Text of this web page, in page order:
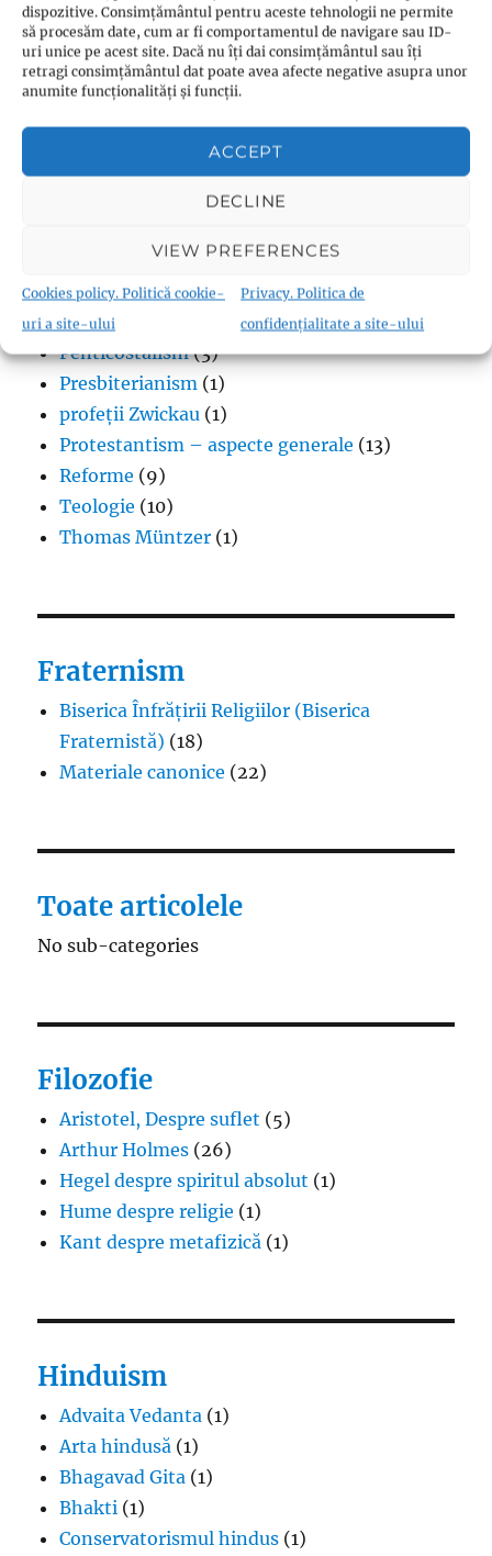
dispozitive. Consimțământul pentru aceste tehnologii ne permite
să procesăm date, cum ar fi comportamentul de navigare sau ID-
uri unice pe acest site. Dacă nu îți dai consimțământul sau îți
retragi consimțământul dat poate avea afecte negative asupra unor
anumite funcționalități și funcții.
ACCEPT
DECLINE
VIEW PREFERENCES
Cookies policy. Politică cookie-
uri a site-ului
Privacy. Politica de
confidențialitate a site-ului
Calvinism(2)
Evanghelicalism(1)
Filme creștine(7)
Iglesia ni Cristo
Luteranism (5)
Martin Luther(36)
Metodism
Penticostalism(3)
Presbiterianism (1)
profeții Zwickau (1)
Protestantism – aspecte generale (13)
Reforme (9)
Teologie (10)
Thomas Müntzer (1)
Fraternism
Biserica Înfrățirii Religiilor (Biserica
Fraternistă) (18)
Materiale canonice (22)
Toate articolele
No sub-categories
Filozofie
Aristotel, Despre suflet (5)
Arthur Holmes (26)
Hegel despre spiritul absolut (1)
Hume despre religie (1)
Kant despre metafizică (1)
Hinduism
Advaita Vedanta (1)
Arta hindusă (1)
Bhagavad Gita (1)
Bhakti (1)
Conservatorismul hindus (1)